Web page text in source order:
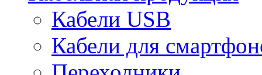
Кабели USB
Кабели для